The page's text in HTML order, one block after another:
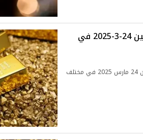
سعر الذهب والسبائك اليوم الاثنين 24-3-2025 في
تعرف على سعر الذهب والسبائك اليوم الاثنين 24 مارس 2025 في مختلف